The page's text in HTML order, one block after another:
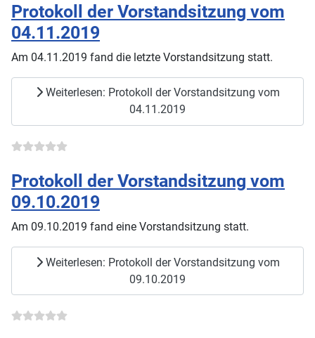
Protokoll der Vorstandsitzung vom
04.11.2019
Am 04.11.2019 fand die letzte Vorstandsitzung statt.
Weiterlesen: Protokoll der Vorstandsitzung vom
04.11.2019
Protokoll der Vorstandsitzung vom
09.10.2019
Am 09.10.2019 fand eine Vorstandsitzung statt.
Weiterlesen: Protokoll der Vorstandsitzung vom
09.10.2019